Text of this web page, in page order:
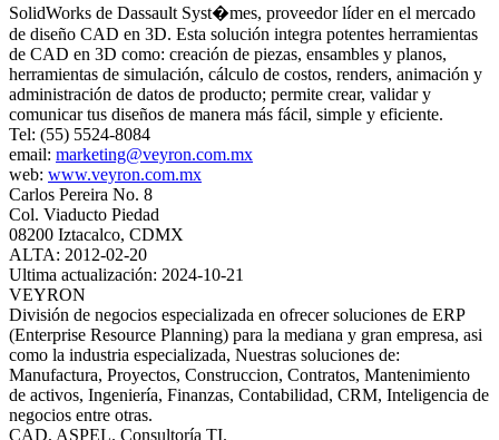
SolidWorks de Dassault Syst�mes, proveedor líder en el mercado
de diseño CAD en 3D. Esta solución integra potentes herramientas
de CAD en 3D como: creación de piezas, ensambles y planos,
herramientas de simulación, cálculo de costos, renders, animación y
administración de datos de producto; permite crear, validar y
comunicar tus diseños de manera más fácil, simple y eficiente.
Tel: (55) 5524-8084
email: marketing@veyron.com.mx
web: www.veyron.com.mx
Carlos Pereira No. 8
Col. Viaducto Piedad
08200 Iztacalco, CDMX
ALTA: 2012-02-20
Ultima actualización: 2024-10-21
VEYRON
División de negocios especializada en ofrecer soluciones de ERP
(Enterprise Resource Planning) para la mediana y gran empresa, asi
como la industria especializada, Nuestras soluciones de:
Manufactura, Proyectos, Construccion, Contratos, Mantenimiento
de activos, Ingeniería, Finanzas, Contabilidad, CRM, Inteligencia de
negocios entre otras.
CAD, ASPEL. Consultoría TI.